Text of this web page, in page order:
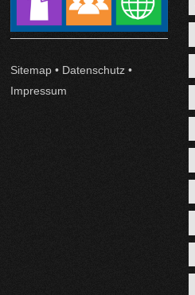
Sitemap • Datenschutz •
Impressum